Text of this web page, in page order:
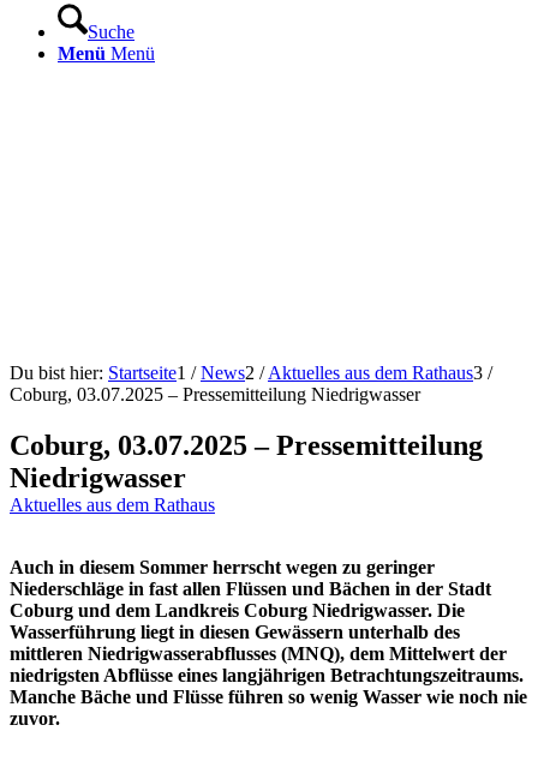
Suche
Menü Menü
Du bist hier: Startseite1 / News2 / Aktuelles aus dem Rathaus3 /
Coburg, 03.07.2025 – Pressemitteilung Niedrigwasser
Coburg, 03.07.2025 – Pressemitteilung
Niedrigwasser
Aktuelles aus dem Rathaus
Auch in diesem Sommer herrscht wegen zu geringer
Niederschläge in fast allen Flüssen und Bächen in der Stadt
Coburg und dem Landkreis Coburg Niedrigwasser. Die
Wasserführung liegt in diesen Gewässern unterhalb des
mittleren Niedrigwasserabflusses (MNQ), dem Mittelwert der
niedrigsten Abflüsse eines langjährigen Betrachtungszeitraums.
Manche Bäche und Flüsse führen so wenig Wasser wie noch nie
zuvor.